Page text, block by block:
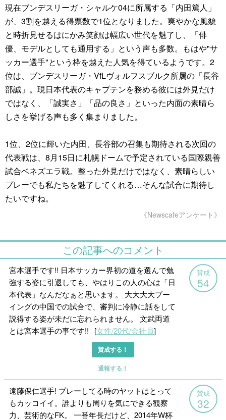
現在ブンデスリーガ・シャルケ04に所属する「内田篤人」
が、3割を越える得票数で1位となりました。爽やかな風貌
と時折見せるはにかみ笑顔は幅広い世代を魅了し、「俳
優、モデルとしても通用する」という声も多数。もはや"サ
ッカー選手"という枠を越えた人気を得ているようです。2
位は、ブンデスリーガ・VfLヴォルフスブルク所属の「長谷
部誠」。現日本代表のキャプテンを務める彼には外見だけ
ではなく、「誠実さ」「品の良さ」といった内面の素晴ら
しさを挙げる声も多く集まりました。
1位、2位に輝いた内田、長谷部の召集も期待される次回の
代表戦は、8月15日に札幌ドームで予定されている国際親善
試合ベネズエラ戦。整った外見だけではなく、素晴らしい
プレーでも私たちを魅了してくれる…そんな試合に期待し
たいですね。
《Newscafeアンケート》